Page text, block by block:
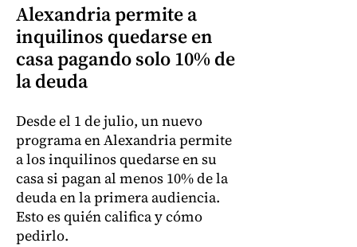
Alexandria permite a
inquilinos quedarse en
casa pagando solo 10% de
la deuda
Desde el 1 de julio, un nuevo
programa en Alexandria permite
a los inquilinos quedarse en su
casa si pagan al menos 10% de la
deuda en la primera audiencia.
Esto es quién califica y cómo
pedirlo.